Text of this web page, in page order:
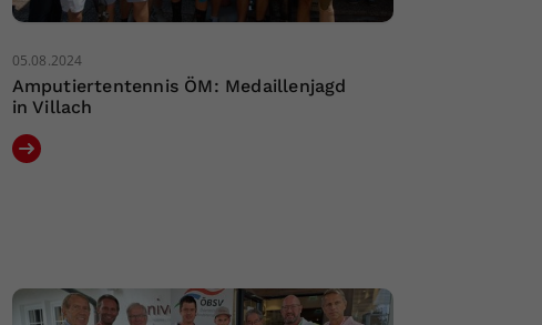
05.08.2024
Amputiertentennis ÖM: Medaillenjagd
in Villach